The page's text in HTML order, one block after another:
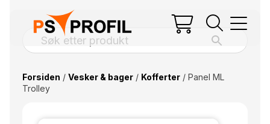
Forsiden / Vesker & bager/ Kofferter/ Panel ML
Trolley